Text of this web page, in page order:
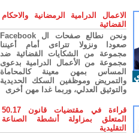
الاعمال الدرامية الرمضانية والاحكام
القضائية
ونحن نطالع صفحات ال Facebook
صعودا ونزولا تتراءى أمام أعيننا
مجموعة من الشكايات القضائية ضد
مجموعة من الأعمال الدرامية بدعوى
المساس بمهن معينة كالمحاماة
والتمريض وموظفين السكك الحديدية
والتوثيق العدلي، وربما غدا مهن أخرى
قراءة في مقتضيات قانون 50.17
المتعلق بمزاولة أنشطة الصناعة
التقليدية